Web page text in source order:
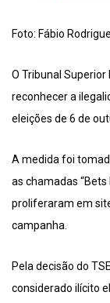
Foto: Fábio
O Tribunal
reconhecer a
eleições de 6 de
A medida foi
as chamadas “Bets
proliferaram em
campanha.
Pela decisão do
considerado ilícito